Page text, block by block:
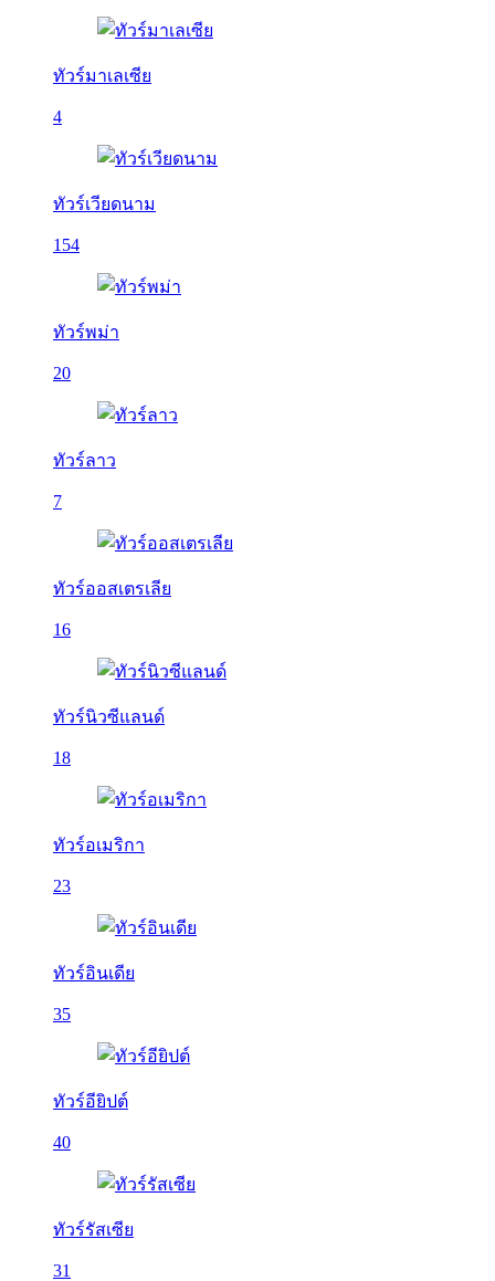
ทัวร์มาเลเซีย
4
ทัวร์เวียดนาม
154
ทัวร์พม่า
20
ทัวร์ลาว
7
ทัวร์ออสเตรเลีย
16
ทัวร์นิวซีแลนด์
18
ทัวร์อเมริกา
23
ทัวร์อินเดีย
35
ทัวร์อียิปต์
40
ทัวร์รัสเซีย
31